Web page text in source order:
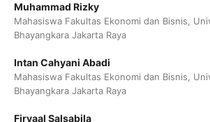
Muhammad Rizky
Mahasiswa Fakultas Ekonomi dan Bisnis,
Bhayangkara Jakarta Raya
Intan Cahyani Abadi
Mahasiswa Fakultas Ekonomi dan Bisnis,
Bhayangkara Jakarta Raya
Firyaal Salsabila